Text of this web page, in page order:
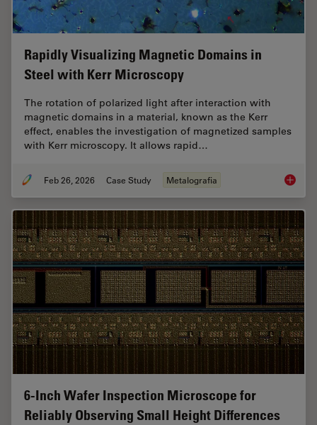
Rapidly Visualizing Magnetic Domains in
Steel with Kerr Microscopy
The rotation of polarized light after interaction with
magnetic domains in a material, known as the Kerr
effect, enables the investigation of magnetized samples
with Kerr microscopy. It allows rapid…
Feb 26, 2026 Case Study Metalografia
6-Inch Wafer Inspection Microscope for
Reliably Observing Small Height Differences